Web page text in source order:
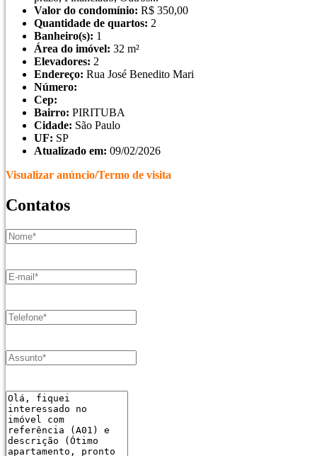
Valor do condomínio: R$ 350,00
Quantidade de quartos: 2
Banheiro(s): 1
Área do imóvel: 32 m²
Elevadores: 2
Endereço: Rua José Benedito Mari
Número:
Cep:
Bairro: PIRITUBA
Cidade: São Paulo
UF: SP
Atualizado em: 09/02/2026
Visualizar anúncio/Termo de visita
Contatos